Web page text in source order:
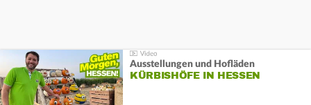
Ausstellungen und Hofläden
KÜRBISHÖFE IN HESSEN